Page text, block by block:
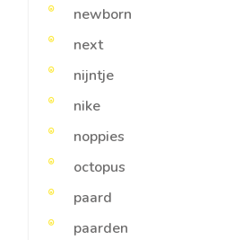
newborn
next
nijntje
nike
noppies
octopus
paard
paarden